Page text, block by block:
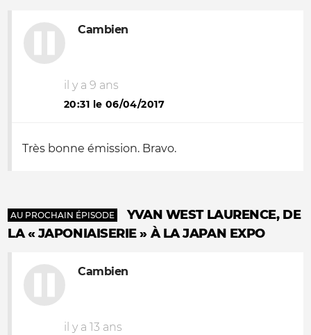
Cambien
il y a 9 ans
20:31 le 06/04/2017
Très bonne émission. Bravo.
AU PROCHAIN ÉPISODE
YVAN WEST LAURENCE, DE
LA « JAPONIAISERIE » À LA JAPAN EXPO
Cambien
il y a 13 ans